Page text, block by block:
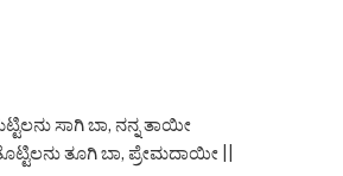
ಸಾಗಿ ಬಾ, ನನ್ನ ತಾಯೀ
ತೂಗಿ ಬಾ, ಪ್ರೇಮದಾಯೀ ||